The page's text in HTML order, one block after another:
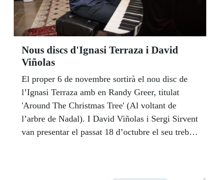
Nous discs d'Ignasi Terraza i David
Viñolas
El proper 6 de novembre sortirà el nou disc de
l’Ignasi Terraza amb en Randy Greer, titulat
'Around The Christmas Tree' (Al voltant de
l’arbre de Nadal). I David Viñolas i Sergi Sirvent
van presentar el passat 18 d’octubre el seu treball